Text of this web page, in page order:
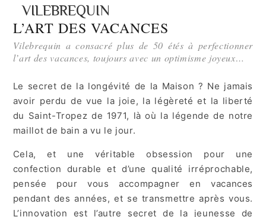
VILEBREQUIN
L’ART DES VACANCES
Vilebrequin a consacré plus de 50 étés à perfectionner
l’art des vacances, toujours avec un optimisme joyeux…
Le secret de la longévité de la Maison ? Ne jamais
avoir perdu de vue la joie, la légèreté et la liberté
du Saint-Tropez de 1971, là où la légende de notre
maillot de bain a vu le jour.
Cela, et une véritable obsession pour une
confection durable et d’une qualité irréprochable,
pensée pour vous accompagner en vacances
pendant des années, et se transmettre après vous.
L’innovation est l’autre secret de la jeunesse de